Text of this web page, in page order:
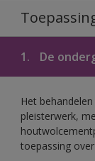
1. De
Het
pleisterwerk,
toepassing